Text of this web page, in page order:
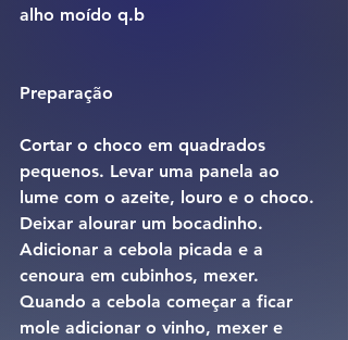
alho moído q.b
Preparação
Cortar o choco em quadrados
pequenos. Levar uma panela ao
lume com o azeite, louro e o choco.
Deixar alourar um bocadinho.
Adicionar a cebola picada e a
cenoura em cubinhos, mexer.
Quando a cebola começar a ficar
mole adicionar o vinho, mexer e